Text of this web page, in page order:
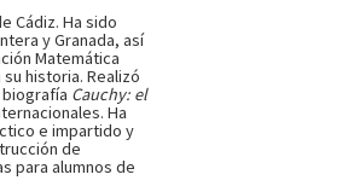
Cádiz. Ha sido
y Granada, así
Matemática
historia. Realizó
Cauchy: el
Ha
e impartido y
de
para alumnos de